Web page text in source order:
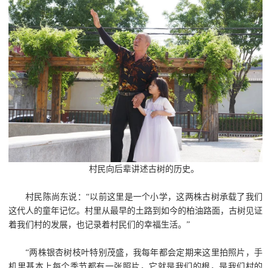
村民向后辈讲述古树的历史。
村民陈尚东说：“以前这里是一个小学，这两株古树承载了我们
这代人的童年记忆。村里从最早的土路到如今的柏油路面，古树见证
着我们村的发展，也记录着村民们的幸福生活。”
“两株银杏树枝叶特别茂盛，我每年都会定期来这里拍照片，手